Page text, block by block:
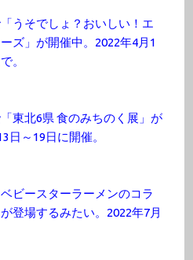
うそでしょ？おいしい！エ
ズ」が開催中。2022年4月1
。
東北6県 食のみちのく展」が
日～19日に開催。
ビースターラーメンのコラ
登場するみたい。2022年7月